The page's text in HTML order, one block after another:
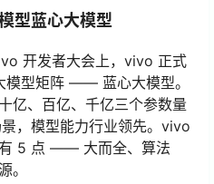
型蓝心大模型
开发者大会上，vivo 正式
模型矩阵 —— 蓝心大模型。
亿、百亿、千亿三个参数量
，模型能力行业领先。vivo
5 点 —— 大而全、算法
。